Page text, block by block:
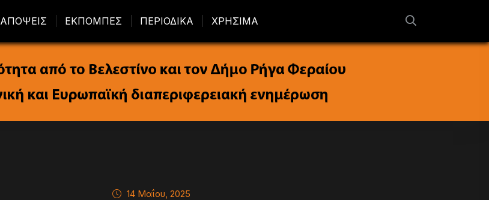
ΑΠΟΨΕΙΣ ΕΚΠΟΜΠΕΣ ΠΕΡΙΟΔΙΚΑ ΧΡΗΣΙΜΑ
14 Μαΐου, 2025